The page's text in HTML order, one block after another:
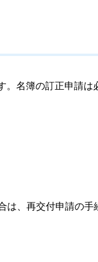
名簿の訂正申請
は、再交付申請の手